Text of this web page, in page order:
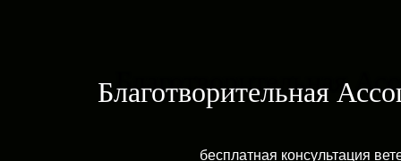
Благотворительная
бесплатная консультация